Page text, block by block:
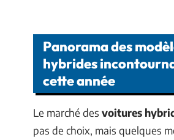
Panorama des
hybrides
cette année
Le marché des voitures
pas de choix, mais quelques